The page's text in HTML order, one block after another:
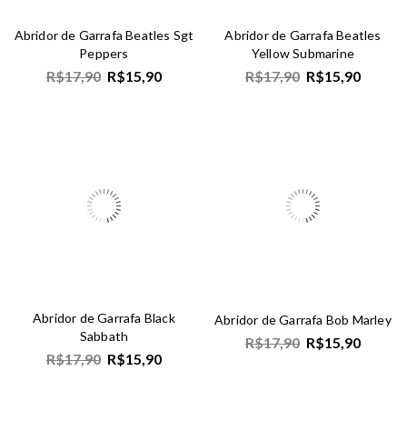
Abridor de Garrafa Beatles Sgt
Peppers
R$17,90 R$15,90
Abridor de Garrafa Beatles
Yellow Submarine
R$17,90 R$15,90
Abridor de Garrafa Black
Sabbath
R$17,90 R$15,90
Abridor de Garrafa Bob Marley
R$17,90 R$15,90